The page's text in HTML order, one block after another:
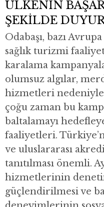
ÜLKENİN
ŞEKİLDE
Odabaşı, bazı
sağlık turizmi
karalama
olumsuz algılar,
hizmetleri
çoğu zaman bu
baltalamayı
faaliyetleri.
ve uluslararası
tanıtılması önemli.
hizmetlerinin
güçlendirilmesi ve